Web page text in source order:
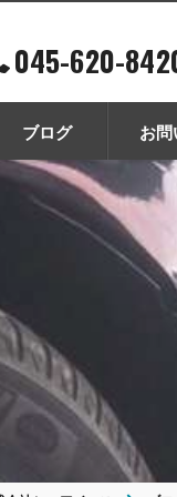
045-620-
ブログ お